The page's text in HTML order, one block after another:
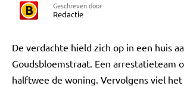
Geschreven door
Redactie
De verdachte hield zich op in een huis
Goudsbloemstraat. Een arrestatieteam
halftwee de woning. Vervolgens viel